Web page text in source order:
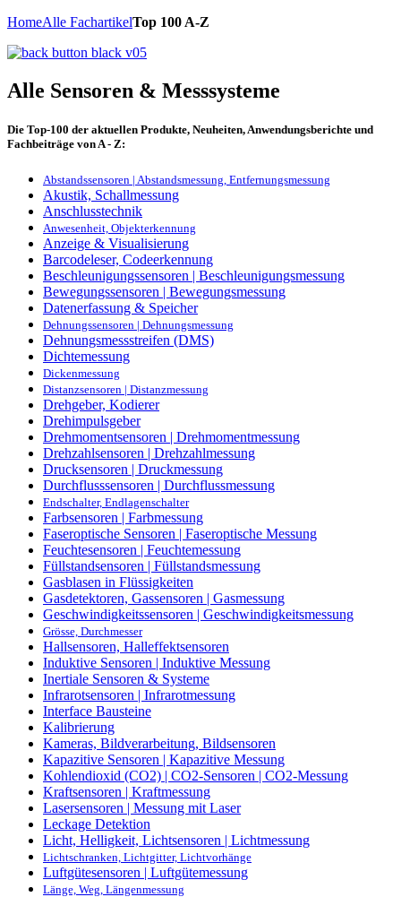
HomeAlle FachartikelTop 100 A-Z
Alle Sensoren & Messsysteme
Die Top-100 der aktuellen Produkte, Neuheiten, Anwendungsberichte und
Fachbeiträge von A - Z:
Abstandssensoren | Abstandsmessung, Entfernungsmessung
Akustik, Schallmessung
Anschlusstechnik
Anwesenheit, Objekterkennung
Anzeige & Visualisierung
Barcodeleser, Codeerkennung
Beschleunigungssensoren | Beschleunigungsmessung
Bewegungssensoren | Bewegungsmessung
Datenerfassung & Speicher
Dehnungssensoren | Dehnungsmessung
Dehnungsmessstreifen (DMS)
Dichtemessung
Dickenmessung
Distanzsensoren | Distanzmessung
Drehgeber, Kodierer
Drehimpulsgeber
Drehmomentsensoren | Drehmomentmessung
Drehzahlsensoren | Drehzahlmessung
Drucksensoren | Druckmessung
Durchflusssensoren | Durchflussmessung
Endschalter, Endlagenschalter
Farbsensoren | Farbmessung
Faseroptische Sensoren | Faseroptische Messung
Feuchtesensoren | Feuchtemessung
Füllstandsensoren | Füllstandsmessung
Gasblasen in Flüssigkeiten
Gasdetektoren, Gassensoren | Gasmessung
Geschwindigkeitssensoren | Geschwindigkeitsmessung
Grösse, Durchmesser
Hallsensoren, Halleffektsensoren
Induktive Sensoren | Induktive Messung
Inertiale Sensoren & Systeme
Infrarotsensoren | Infrarotmessung
Interface Bausteine
Kalibrierung
Kameras, Bildverarbeitung, Bildsensoren
Kapazitive Sensoren | Kapazitive Messung
Kohlendioxid (CO2) | CO2-Sensoren | CO2-Messung
Kraftsensoren | Kraftmessung
Lasersensoren | Messung mit Laser
Leckage Detektion
Licht, Helligkeit, Lichtsensoren | Lichtmessung
Lichtschranken, Lichtgitter, Lichtvorhänge
Luftgütesensoren | Luftgütemessung
Länge, Weg, Längenmessung